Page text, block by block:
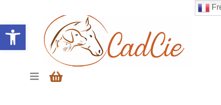
Ouvrir la barre d’outils